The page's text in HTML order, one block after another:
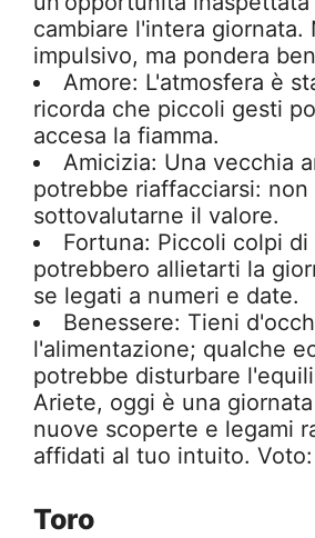
cambiare l'intera giornata.
impulsivo, ma pondera
Amore: L'atmosfera è
ricorda che piccoli gesti
accesa la fiamma.
Amicizia: Una vecchia
potrebbe riaffacciarsi: non
sottovalutarne il valore.
Fortuna: Piccoli colpi
potrebbero allietarti la
se legati a numeri e date.
Benessere: Tieni
l'alimentazione; qualche
potrebbe disturbare
Ariete, oggi è una
nuove scoperte e legami
affidati al tuo intuito.
Toro